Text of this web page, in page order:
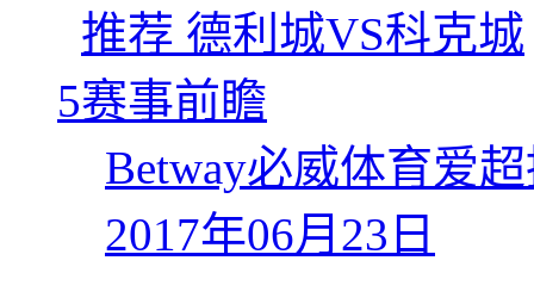
5
Betway必威体育爱
2017年06月23日